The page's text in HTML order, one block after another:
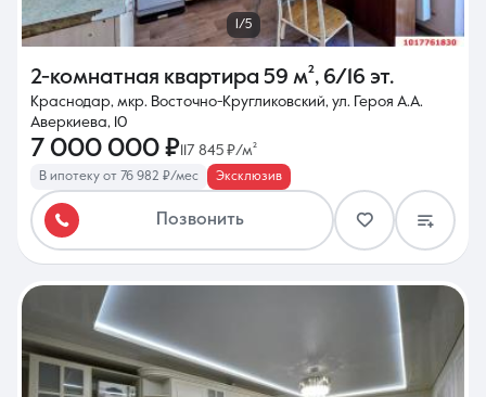
1/5
2-комнатная квартира 59 м², 6/16 эт.
Краснодар, мкр. Восточно-Кругликовский, ул. Героя А.А.
Аверкиева, 10
7 000 000 ₽117 845 ₽/м²
В ипотеку от 76 982 ₽/мес Эксклюзив
Позвонить